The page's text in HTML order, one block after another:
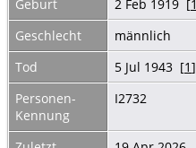
Geburt
2 Feb 1919 [1
Geschlecht
männlich
Tod
5 Jul 1943 [1]
Personen-
Kennung
I2732